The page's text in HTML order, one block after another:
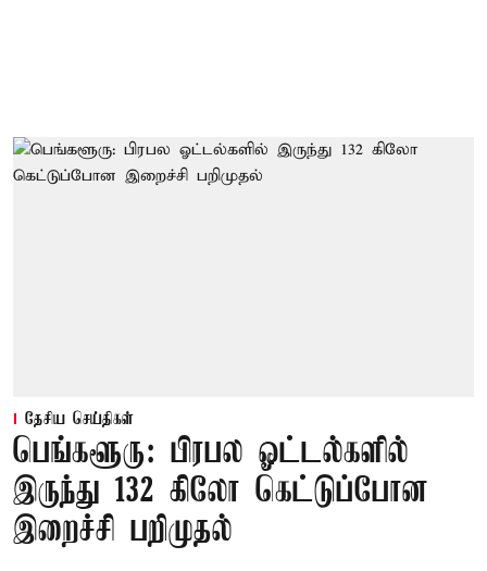
தேசிய செய்திகள்
பெங்களூரு: பிரபல ஓட்டல்களில்
இருந்து 132 கிலோ கெட்டுப்போன
இறைச்சி பறிமுதல்